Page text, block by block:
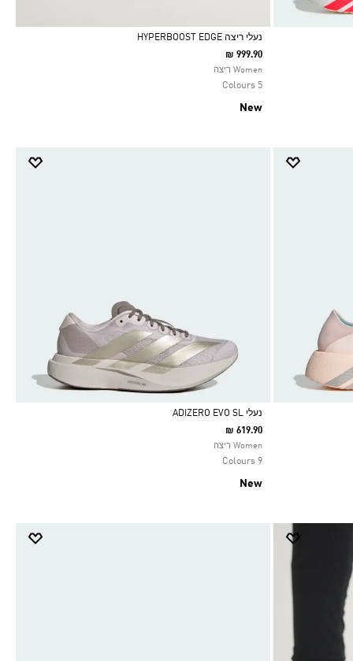
Selected
נעלי ריצה HYPERBOOST EDGE
₪ 999.90
Women ריצה
5 Colours
New
Selected
נעלי ADIZERO EVO SL
₪ 619.90
Women ריצה
9 Colours
New